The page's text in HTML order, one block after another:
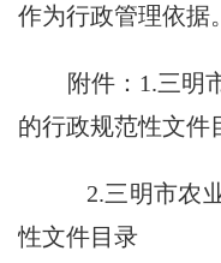
作为行政管理依据。
附件： 1.三明
的行政规范性文件
2.三明市农
性文件目录